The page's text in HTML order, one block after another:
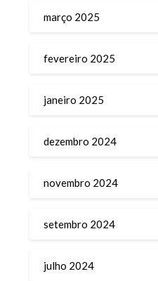
março 2025
fevereiro 2025
janeiro 2025
dezembro 2024
novembro 2024
setembro 2024
julho 2024